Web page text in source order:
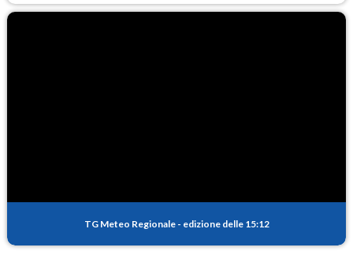
TG Meteo Regionale - edizione delle 15:12